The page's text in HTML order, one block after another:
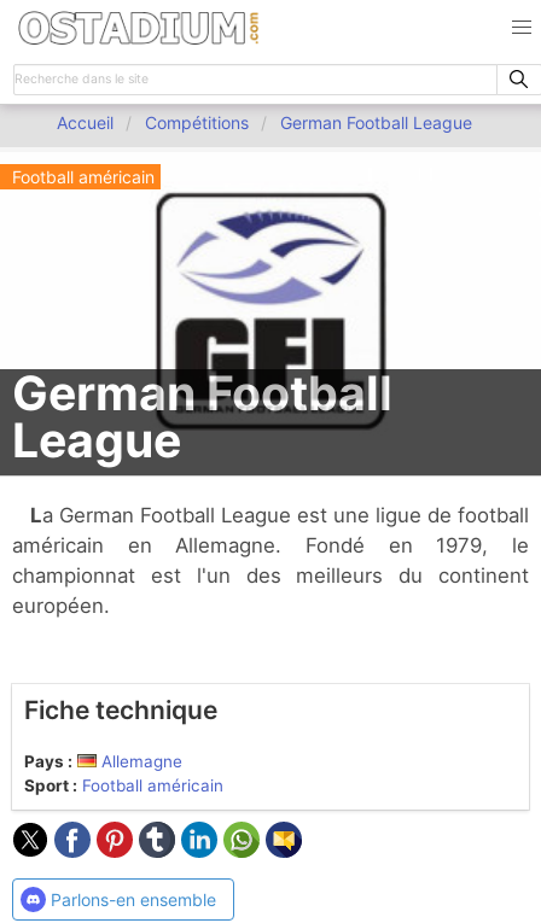
Accueil Compétitions German Football League
Football américain
German Football
League
La German Football League est une ligue de football
américain en Allemagne. Fondé en 1979, le
championnat est l'un des meilleurs du continent
européen.
Fiche technique
Pays :
Allemagne
Sport : Football américain
Parlons-en ensemble